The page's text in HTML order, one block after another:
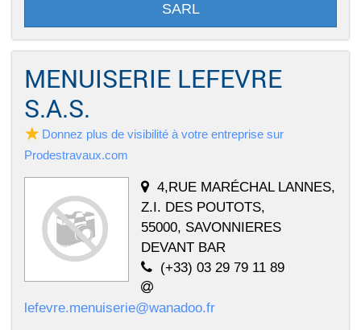
SARL
MENUISERIE LEFEVRE
S.A.S.
Donnez plus de visibilité à votre entreprise sur
Prodestravaux.com
4,RUE MARÉCHAL LANNES,
Z.I. DES POUTOTS,
55000, SAVONNIERES
DEVANT BAR
(+33) 03 29 79 11 89
lefevre.menuiserie@wanadoo.fr